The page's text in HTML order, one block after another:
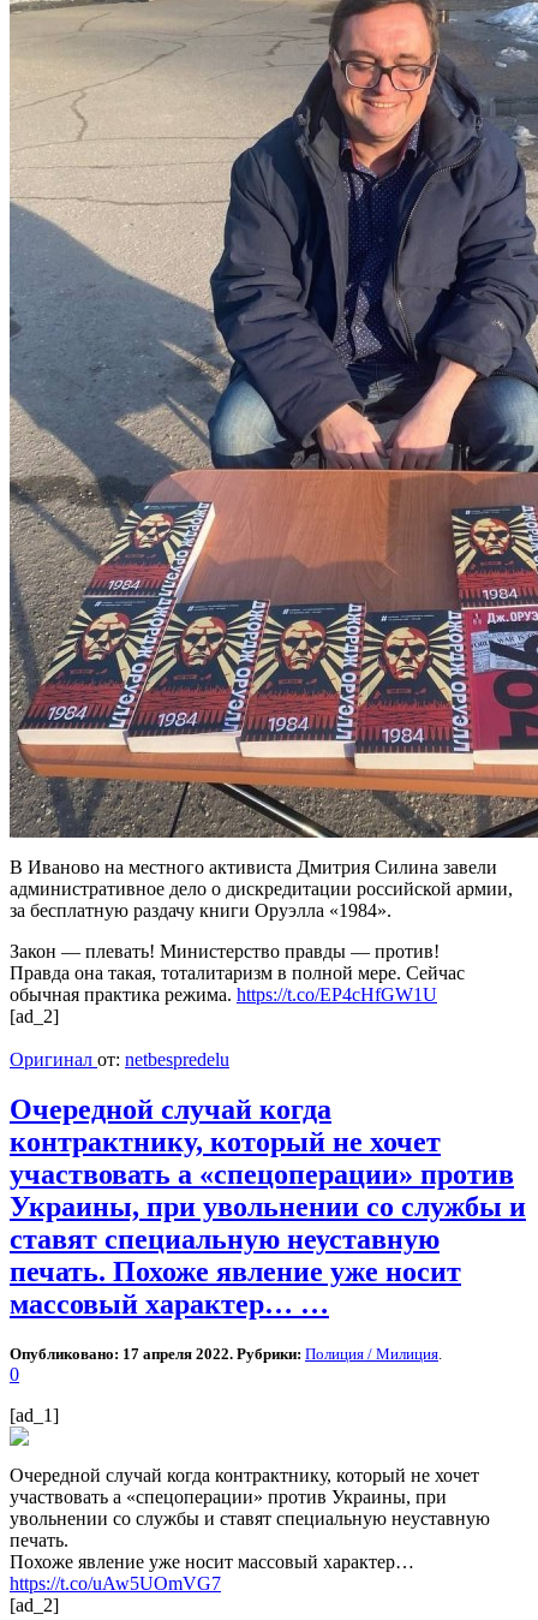
В Иваново на местного активиста Дмитрия Силина завели
административное дело о дискредитации российской армии,
за бесплатную раздачу книги Оруэлла «1984».
Закон — плевать! Министерство правды — против!
Правда она такая, тоталитаризм в полной мере. Сейчас
обычная практика режима. https://t.co/EP4cHfGW1U
[ad_2]
Оригинал от: netbespredelu
Очередной случай когда
контрактнику, который не хочет
участвовать а «спецоперации» против
Украины, при увольнении со службы и
ставят специальную неуставную
печать. Похоже явление уже носит
массовый характер… …
Опубликовано: 17 апреля 2022. Рубрики: Полиция / Милиция.
0
[ad_1]
Очередной случай когда контрактнику, который не хочет
участвовать а «спецоперации» против Украины, при
увольнении со службы и ставят специальную неуставную
печать.
Похоже явление уже носит массовый характер…
https://t.co/uAw5UOmVG7
[ad_2]